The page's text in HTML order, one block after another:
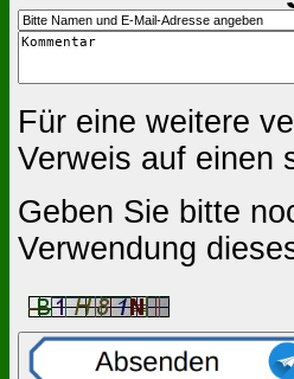
Für eine weitere
Verweis auf einen
Geben Sie bitte
Verwendung